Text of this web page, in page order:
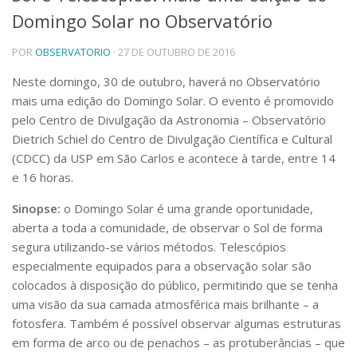
Telefones e Mapas
Pessoas
Ensino
Graduação
Pós-Graduação
Educação a distância
Cursos de Extensão
Pesquisa e Inovação
Linhas de Pesquisa
Pós-doutorado
Iniciação Científica
Transferência de Tecnologia
Empresas Juniores
Extensão à Comunidade
Projetos, Programas e Cursos
Artes, Cultura e Esportes
Museus e Espaços Interativos
Domingo Solar no Observatório
POROBSERVATORIO · 27 DE OUTUBRO DE 2016
Neste domingo, 30 de outubro, haverá no Observatório
mais uma edição do Domingo Solar. O evento é promovido
pelo Centro de Divulgação da Astronomia – Observatório
Dietrich Schiel do Centro de Divulgação Científica e Cultural
(CDCC) da USP em São Carlos e acontece à tarde, entre 14
e 16 horas.
Sinopse: o Domingo Solar é uma grande oportunidade,
aberta a toda a comunidade, de observar o Sol de forma
segura utilizando-se vários métodos. Telescópios
especialmente equipados para a observação solar são
colocados à disposição do público, permitindo que se tenha
uma visão da sua camada atmosférica mais brilhante – a
fotosfera. Também é possível observar algumas estruturas
em forma de arco ou de penachos – as protuberâncias – que